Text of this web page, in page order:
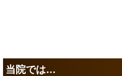
当院では…